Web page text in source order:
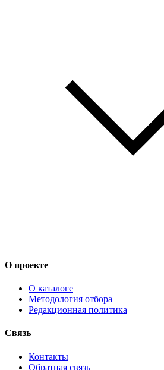
О проекте
О каталоге
Методология отбора
Редакционная политика
Связь
Контакты
Обратная связь